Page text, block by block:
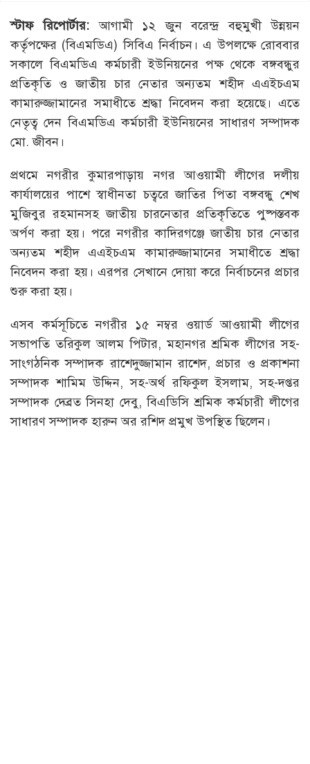
স্টাফ রিপোর্টার: আগামী ১২ জুন বরেন্দ্র বহুমুখী উন্নয়ন
কর্তৃপক্ষের (বিএমডিএ) সিবিএ নির্বাচন। এ উপলক্ষে রোববার
সকালে বিএমডিএ কর্মচারী ইউনিয়নের পক্ষ থেকে বঙ্গবন্ধুর
প্রতিকৃতি ও জাতীয় চার নেতার অন্যতম শহীদ এএইচএম
কামারুজ্জামানের সমাধীতে শ্রদ্ধা নিবেদন করা হয়েছে। এতে
নেতৃত্ব দেন বিএমডিএ কর্মচারী ইউনিয়নের সাধারণ সম্পাদক
মো. জীবন।
প্রথমে নগরীর কুমারপাড়ায় নগর আওয়ামী লীগের দলীয়
কার্যালয়ের পাশে স্বাধীনতা চত্বরে জাতির পিতা বঙ্গবন্ধু শেখ
মুজিবুর রহমানসহ জাতীয় চারনেতার প্রতিকৃতিতে পুষ্পস্তবক
অর্পণ করা হয়। পরে নগরীর কাদিরগঞ্জে জাতীয় চার নেতার
অন্যতম শহীদ এএইচএম কামারুজ্জামানের সমাধীতে শ্রদ্ধা
নিবেদন করা হয়। এরপর সেখানে দোয়া করে নির্বাচনের প্রচার
শুরু করা হয়।
এসব কর্মসূচিতে নগরীর ১৫ নম্বর ওয়ার্ড আওয়ামী লীগের
সভাপতি তরিকুল আলম পিটার, মহানগর শ্রমিক লীগের সহ-
সাংগঠনিক সম্পাদক রাশেদুজ্জামান রাশেদ, প্রচার ও প্রকাশনা
সম্পাদক শামিম উদ্দিন, সহ-অর্থ রফিকুল ইসলাম, সহ-দপ্তর
সম্পাদক দেব্রত সিনহা দেবু, বিএডিসি শ্রমিক কর্মচারী লীগের
সাধারণ সম্পাদক হারুন অর রশিদ প্রমুখ উপস্থিত ছিলেন।